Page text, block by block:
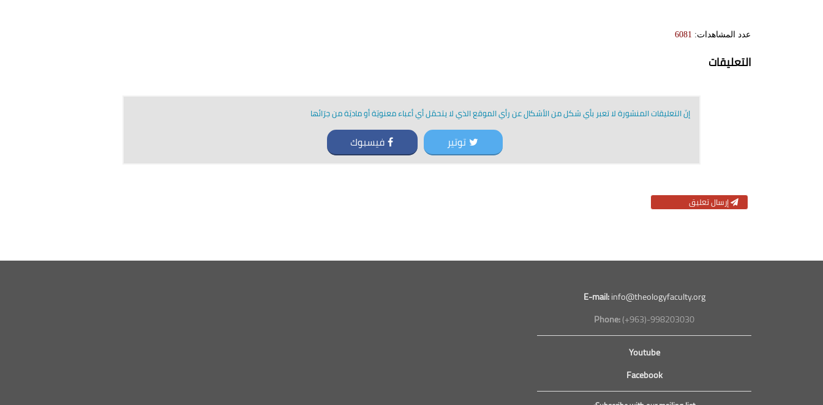
عدد المشاهدات: 6081
التعليقات
إنّ التعليقات المنشورة لا تعبر بأي شكل من الأشكال عن رأي الموقع الذي لا يتحمّل أي أعباء معنويّة أو ماديّة من جرّائها
توتير فيسبوك
إرسال تعليق
E-mail:info@theologyfaculty.org
Phone:(+963)-998203030
Youtube
Facebook